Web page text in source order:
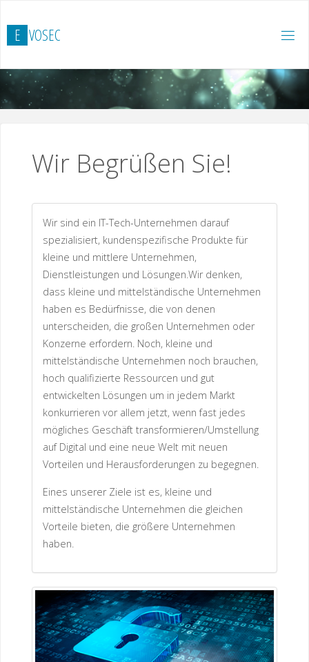
Inhalt
springen
E VOSEC
Wir Begrüßen Sie!
Wir sind ein IT-Tech-Unternehmen darauf
spezialisiert, kundenspezifische Produkte für
kleine und mittlere Unternehmen,
Dienstleistungen und Lösungen.Wir denken,
dass kleine und mittelständische Unternehmen
haben es Bedürfnisse, die von denen
unterscheiden, die großen Unternehmen oder
Konzerne erfordern. Noch, kleine und
mittelständische Unternehmen noch brauchen,
hoch qualifizierte Ressourcen und gut
entwickelten Lösungen um in jedem Markt
konkurrieren vor allem jetzt, wenn fast jedes
mögliches Geschäft transformieren/Umstellung
auf Digital und eine neue Welt mit neuen
Vorteilen und Herausforderungen zu begegnen.
Eines unserer Ziele ist es, kleine und
mittelständische Unternehmen die gleichen
Vorteile bieten, die größere Unternehmen
haben.